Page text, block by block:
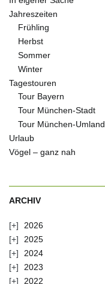
Jahreszeiten
Frühling
Herbst
Sommer
Winter
Tagestouren
Tour Bayern
Tour München-Stadt
Tour München-Umland
Urlaub
Vögel – ganz nah
ARCHIV
2026
2025
2024
2023
2022